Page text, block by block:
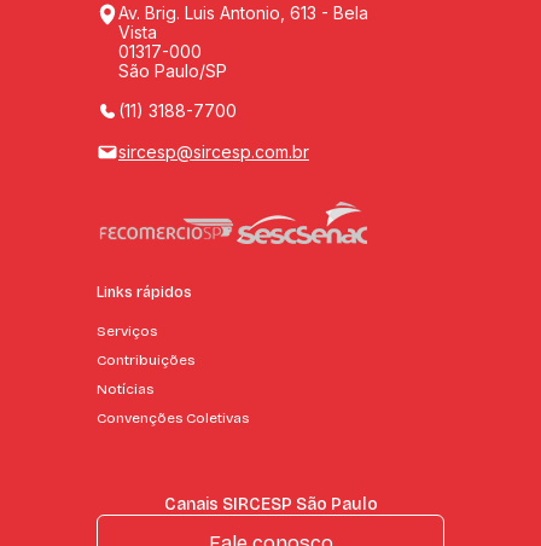
Av. Brig. Luis Antonio, 613 - Bela
Vista
01317-000
São Paulo/SP
(11) 3188-7700
sircesp@sircesp.com.br
Links rápidos
Serviços
Contribuições
Notícias
Convenções Coletivas
Canais SIRCESP São Paulo